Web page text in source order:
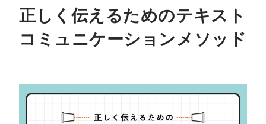
正しく伝えるためのテキスト
コミュニケーションメソッド